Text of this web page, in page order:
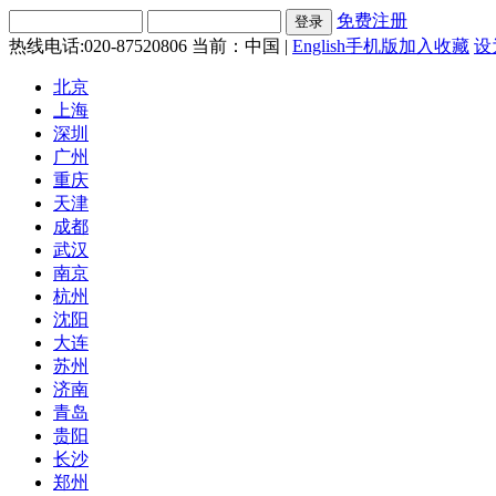
免费注册
热线电话:020-87520806 当前：中国 | English手机版加入收藏 设
北京
上海
深圳
广州
重庆
天津
成都
武汉
南京
杭州
沈阳
大连
苏州
济南
青岛
贵阳
长沙
郑州